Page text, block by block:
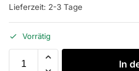
Lieferzeit: 2-3 Tage
Vorrätig
In